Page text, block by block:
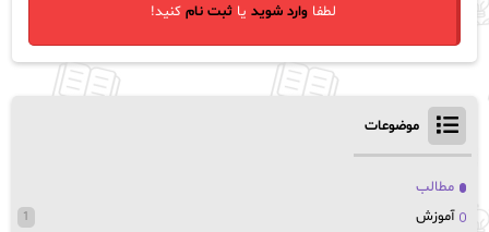
لطفاوارد شوید یاثبت نام کنید!
موضوعات
مطالب
آموزش
1